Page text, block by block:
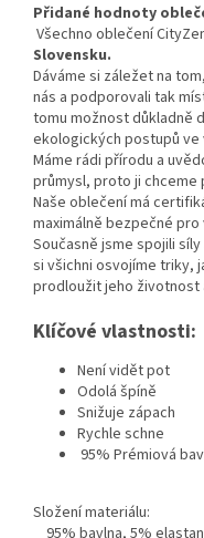
Přidané hodnoty
Všechno oblečení
Slovensku.
Dáváme si záležet na
nás a podporovali tak
tomu možnost důkladně
ekologických postupů ve
Máme rádi přírodu a
průmysl, proto ji chceme
Naše oblečení má
maximálně bezpečné
Současně jsme spojili
si všichni osvojíme triky,
prodloužit jeho
Klíčové vlastnosti:
Není vidět pot
Odolá špíně
Snižuje zápach
Rychle schne
95% Prémiová
Složení materiálu:
95% bavlna, 5% elastan